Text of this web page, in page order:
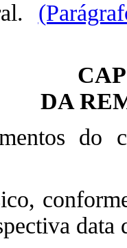
DA
do
data